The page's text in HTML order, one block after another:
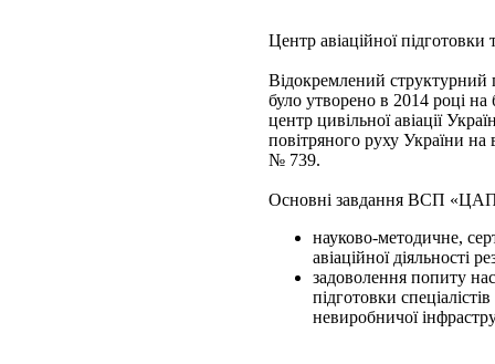
Центр авіаційної підготовки
Відокремлений структурний
було утворено в 2014 році
центр цивільної авіації
повітряного руху України на
№ 739.
Основні завдання ВСП
науково-методичне,
авіаційної діяльності
задоволення попиту
підготовки
невиробничої